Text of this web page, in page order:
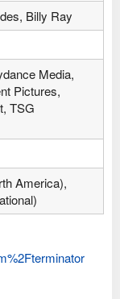
Billy Ray
Media,
Pictures,
TSG
America),